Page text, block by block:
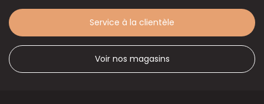
Service à la clientèle
Voir nos magasins